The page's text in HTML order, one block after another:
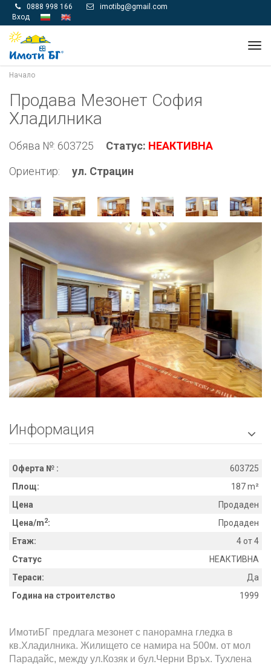
 0888 998 166 
imotibg@gmail.com
Вход
Начало
Продава Мезонет София
Хладилника
Обява №: 603725 Статус: НЕАКТИВНА
Ориентир:
ул. Страцин
Информация 
Оферта № :
603725
Площ:
187 m²
Цена
Продаден
Цена/m2:
Продаден
Етаж:
4 от 4
Статус
НЕАКТИВНА
Тераси:
Да
Година на строителство
1999
ИмотиБГ предлага мезонет с панорамна гледка в
кв.Хладилника. Жилището се намира на 500м. от мол
Парадайс, между ул.Козяк и бул.Черни Връх. Тухлена